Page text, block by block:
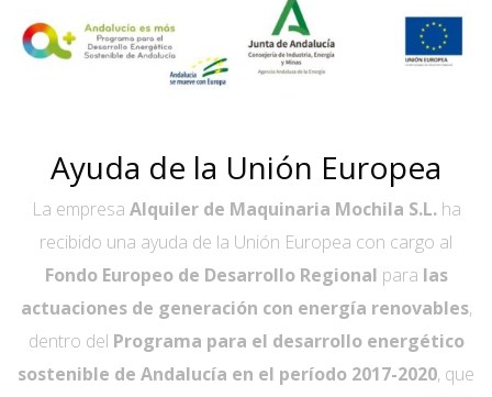
Ayuda de la Unión Europea
La empresa Alquiler de Maquinaria Mochila S.L.ha
recibido una ayuda de la Unión Europea con cargo al
Fondo Europeo de Desarrollo Regional para las
actuaciones de generación con energía renovables,
dentro del Programa para el desarrollo energético
sostenible de Andalucía en el período 2017-2020, que